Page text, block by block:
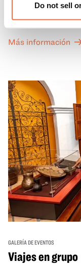
Do not sell
a las Galerías de
California del
a un precio reducido
Más información
GALERÍA DE EVENTOS
Viajes en grupo